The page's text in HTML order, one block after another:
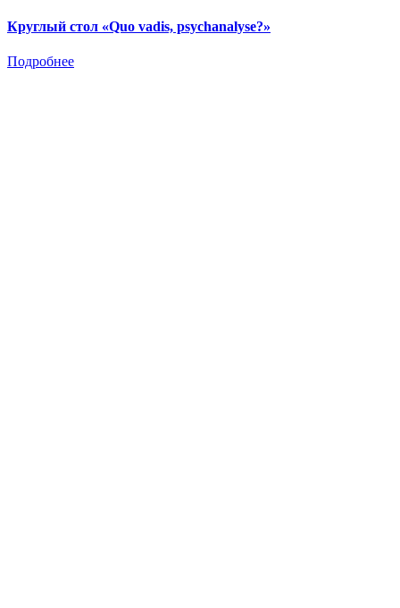
Круглый стол «Quo vadis, psychanalyse?»
Подробнее